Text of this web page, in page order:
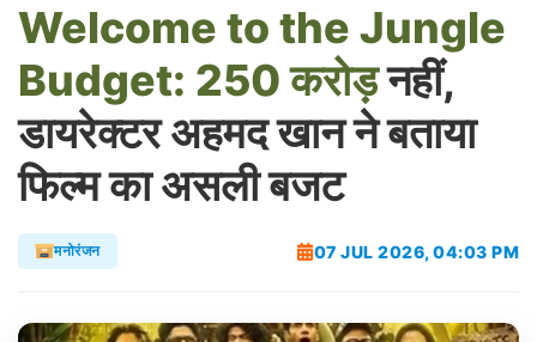
Welcome to the Jungle
Budget: 250 करोड़नहीं,
डायरेक्टर अहमद खान ने बताया
फिल्म का असली बजट
मनोरंजन 07 JUL 2026, 04:03 PM